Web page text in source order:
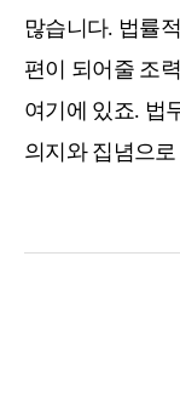
많습니다. 법률
편이 되어줄 조
여기에 있죠. 법
의지와 집념으